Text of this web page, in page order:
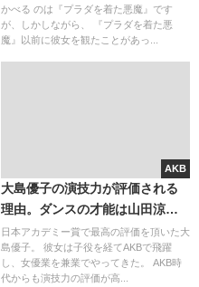
かべる のは『プラダを着た悪魔』です
が、しかしながら、 『プラダを着た悪
魔』以前に彼女を観たことがあっ...
AKB
大島優子の演技力が評価される
理由。ダンスの才能は山田涼介
と類似。
日本アカデミー賞で最高の評価を頂いた大
島優子。 彼女は子役を経てAKBで飛躍
し、女優業を兼業でやってきた。 AKB時
代からも演技力の評価が高...